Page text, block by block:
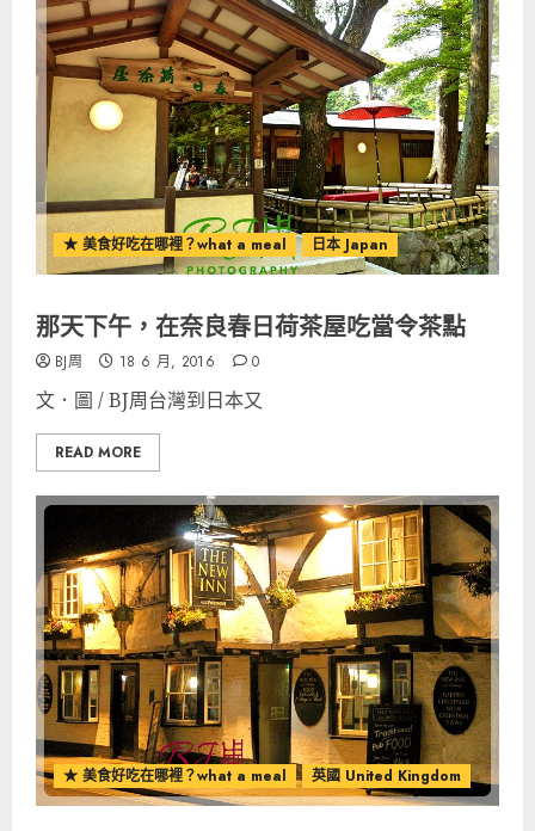
★ 美食好吃在哪裡？what a meal 日本 Japan
那天下午，在奈良春日荷茶屋吃當令茶點
BJ周 18 6 月, 2016 0
文．圖 / BJ周台灣到日本又
READ MORE
★ 美食好吃在哪裡？what a meal 英國 United Kingdom